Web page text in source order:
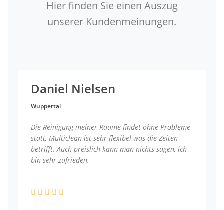
Hier finden Sie einen Auszug
unserer Kundenmeinungen.
Daniel Nielsen
Wuppertal
Die Reinigung meiner Räume findet ohne Probleme
statt, Multiclean ist sehr flexibel was die Zeiten
betrifft. Auch preislich kann man nichts sagen, ich
bin sehr zufrieden.